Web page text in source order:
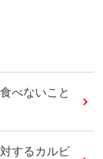
べないこと
するカルビ